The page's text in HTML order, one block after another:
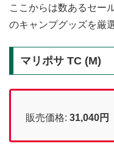
ここからは数あるセー
のキャンプグッズを厳
マリポサ TC (M)
販売価格: 31,040円